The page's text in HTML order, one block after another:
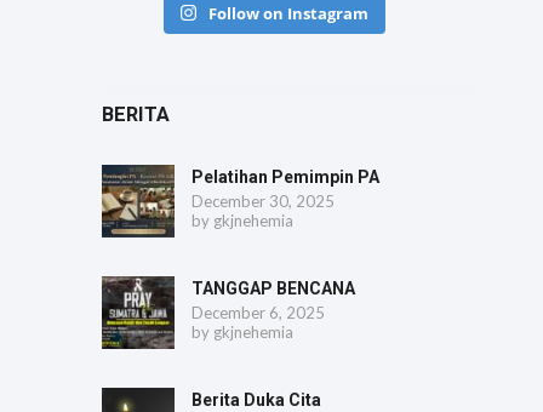
Follow on Instagram
BERITA
Pelatihan Pemimpin PA
December 30, 2025
by gkjnehemia
TANGGAP BENCANA
December 6, 2025
by gkjnehemia
Berita Duka Cita